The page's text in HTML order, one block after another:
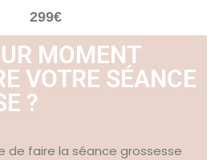
299€
MOMENT
VOTRE SÉANCE
?
de faire la séance grossesse